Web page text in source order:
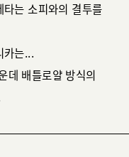
는 소피와의 결투를
카는...
데 배틀로얄 방식의